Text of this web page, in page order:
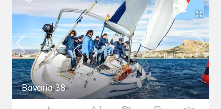
Bavaria 38